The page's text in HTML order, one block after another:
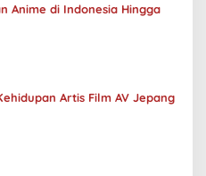
Anime di Indonesia Hingga
Artis Film AV Jepang